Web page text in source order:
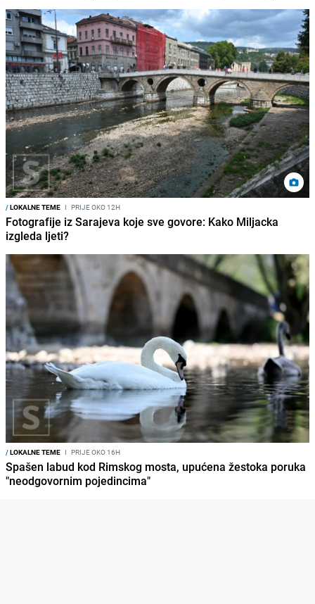
/LOKALNE TEME I PRIJE OKO 12H
Fotografije iz Sarajeva koje sve govore: Kako Miljacka
izgleda ljeti?
/LOKALNE TEME I PRIJE OKO 16H
Spašen labud kod Rimskog mosta, upućena žestoka poruka
"neodgovornim pojedincima"